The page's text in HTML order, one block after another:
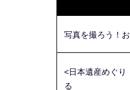
写真を撮ろう！
<日本遺産めぐり
る